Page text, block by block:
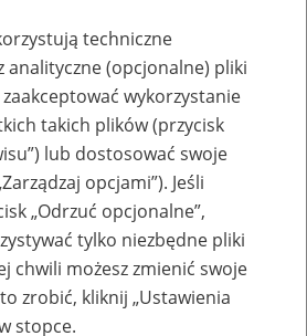
techniczne
techniczne
analityczne (opcjonalne) pliki
wykorzystanie
takich plików (przycisk
lub dostosować swoje
opcjami”). Jeśli
„Odrzuć opcjonalne”,
tylko niezbędne pliki
chwili możesz zmienić swoje
zrobić, kliknij „Ustawienia
stopce.